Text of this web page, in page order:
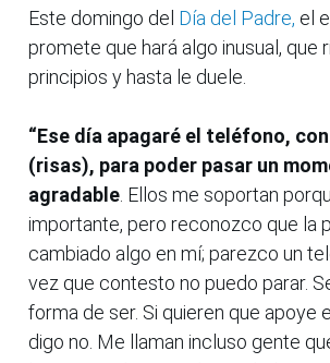
Este domingo del Día del Padre, el
promete que hará algo inusual, que
principios y hasta le duele.
“Ese día apagaré el teléfono,
(risas), para poder pasar un
agradable . Ellos me soportan
importante, pero reconozco que la
cambiado algo en mí; parezco un
vez que contesto no puedo parar.
forma de ser. Si quieren que apoye
digo no. Me llaman incluso gente